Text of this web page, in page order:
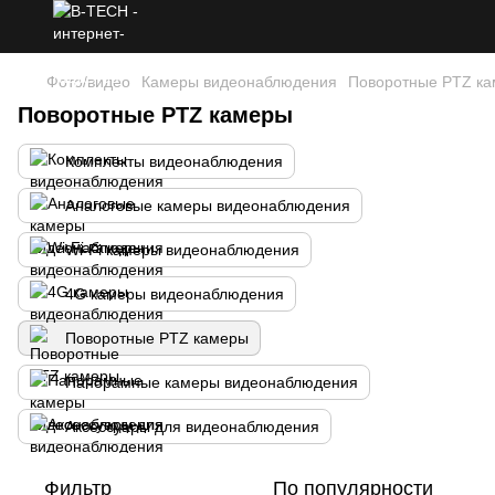
Фото/видео Камеры видеонаблюдения Поворотные PTZ
Поворотные PTZ камеры
Комплекты видеонаблюдения
Аналоговые камеры видеонаблюдения
Wi-Fi камеры видеонаблюдения
4G камеры видеонаблюдения
Поворотные PTZ камеры
Панорамные камеры видеонаблюдения
Аксессуары для видеонаблюдения
Фильтр По популярности